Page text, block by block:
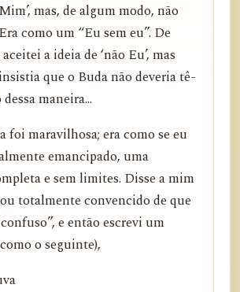
mas, de algum modo, não
como um “Eu sem eu”. De
a ideia de ‘não Eu’, mas
que o Buda não deveria tê-
maneira...
foi maravilhosa; era como se eu
emancipado, uma
e sem limites. Disse a mim
totalmente convencido de que
e então escrevi um
o seguinte),